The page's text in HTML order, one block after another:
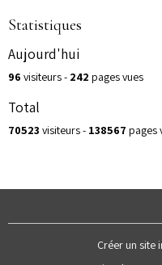
Statistiques
Aujourd'hui
96 visiteurs - 242 pages vues
Total
70523 visiteurs - 138567 pages
Créer un site